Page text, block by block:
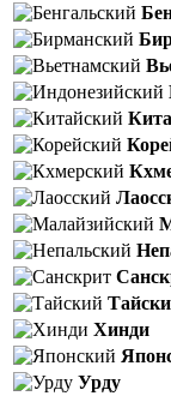
Хинди
Урду